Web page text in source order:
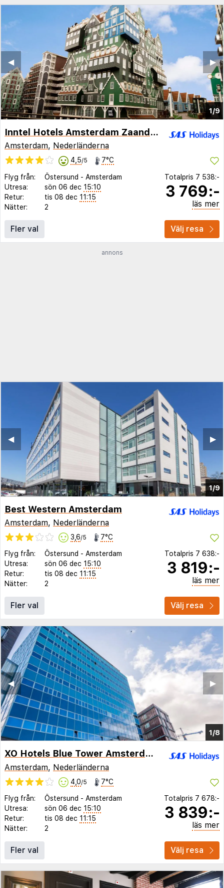
1/9
▶︎
◀︎
Inntel Hotels Amsterdam Zaandam
Amsterdam, Nederländerna
4,5/5 7°C
Flyg från: Östersund - Amsterdam
Utresa:
sön 06 dec 15:10
Retur:
tis 08 dec 11:15
Nätter:
2
Totalpris 7 538:-
3 769:-
läs mer
Fler val Välj resa
annons
1/9
▶︎
◀︎
Best Western Amsterdam
Amsterdam, Nederländerna
3,6/5 7°C
Flyg från: Östersund - Amsterdam
Utresa:
sön 06 dec 15:10
Retur:
tis 08 dec 11:15
Nätter:
2
Totalpris 7 638:-
3 819:-
läs mer
Fler val Välj resa
1/8
▶︎
◀︎
XO Hotels Blue Tower Amsterdam
Amsterdam, Nederländerna
4,0/5 7°C
Flyg från: Östersund - Amsterdam
Utresa:
sön 06 dec 15:10
Retur:
tis 08 dec 11:15
Nätter:
2
Totalpris 7 678:-
3 839:-
läs mer
Fler val Välj resa